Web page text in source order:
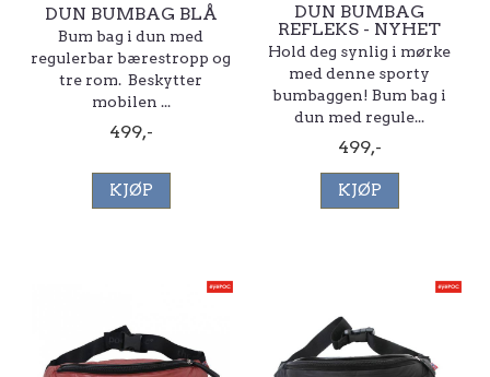
DUN BUMBAG BLÅ
Bum bag i dun med
regulerbar bærestropp og
tre rom. Beskytter
mobilen ...
499,-
KJØP
DUN BUMBAG
REFLEKS - NYHET
Hold deg synlig i mørke
med denne sporty
bumbaggen! Bum bag i
dun med regule...
499,-
KJØP